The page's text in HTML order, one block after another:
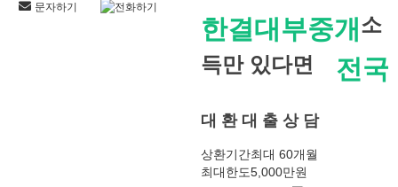
문자하기 전화하기
한결대부중개
전국
소
득만 있다면
대 환 대 출 상 담
상환기간최대 60개월
최대한도5,000만원